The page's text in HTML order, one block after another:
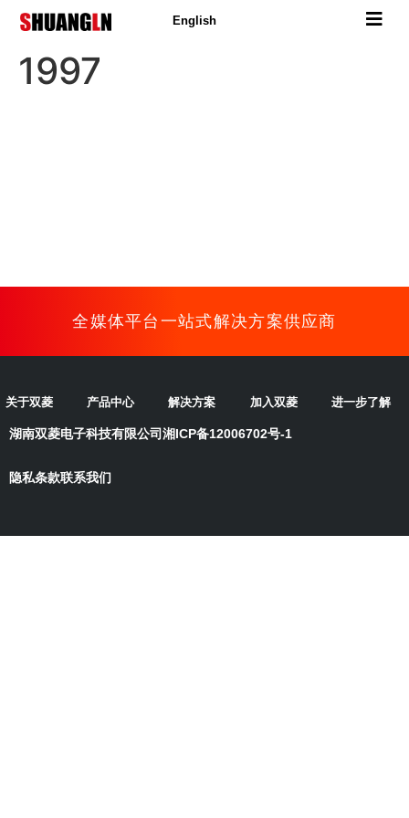
English
1997
全媒体平台一站式解决方案供应商
关于双菱 产品中心 解决方案 加入双菱 进一步了解
湖南双菱电子科技有限公司湘ICP备12006702号-1
隐私条款联系我们